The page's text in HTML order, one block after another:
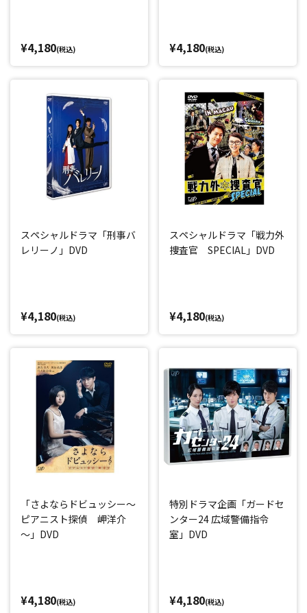
¥4,180(税込) ¥4,180(税込)
スペシャルドラマ「刑事バ
レリーノ」DVD
¥4,180(税込)
スペシャルドラマ「戦力外
捜査官 SPECIAL」DVD
¥4,180(税込)
「さよならドビュッシー～
ピアニスト探偵 岬洋介
～」DVD
¥4,180(税込)
特別ドラマ企画「ガードセ
ンター24 広域警備指令
室」DVD
¥4,180(税込)